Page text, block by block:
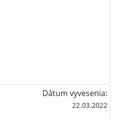
Dátum vyvesenia:
22.03.2022